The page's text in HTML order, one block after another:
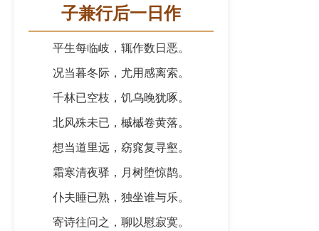
子兼行后一日作
平生每临岐，辄作数日恶。
况当暮冬际，尤用感离索。
千林已空枝，饥乌晚犹啄。
北风殊未已，槭槭卷黄落。
想当道里远，窈窕复寻壑。
霜寒清夜驿，月树堕惊鹊。
仆夫睡已熟，独坐谁与乐。
寄诗往问之，聊以慰寂寞。